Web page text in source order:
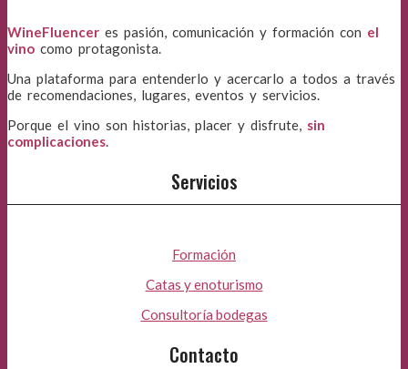
WineFluencer es pasión, comunicación y formación con el
vino como protagonista.
Una plataforma para entenderlo y acercarlo a todos a través
de recomendaciones, lugares, eventos y servicios.
Porque el vino son historias, placer y disfrute, sin
complicaciones.
Servicios
Formación
Catas y enoturismo
Consultoría bodegas
Contacto